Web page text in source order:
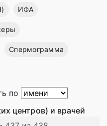
ИФА
Спермограмма
по
центров) и врачей